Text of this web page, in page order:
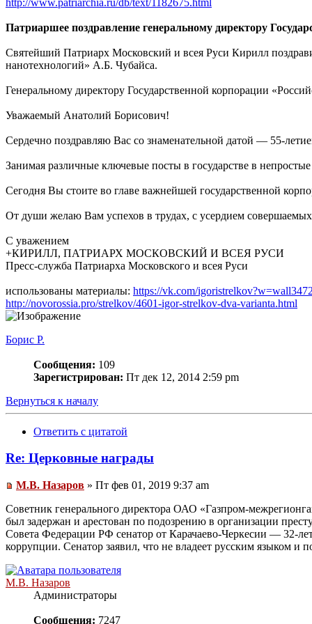
Патриаршее поздравление генеральному директору
Святейший Патриарх Московский и всея Руси Кирилл
нанотехнологий» А.Б. Чубайса.
Генеральному директору Государственной корпорации
Уважаемый Анатолий Борисович!
Сердечно поздравляю Вас со знаменательной датой — 55-
Занимая различные ключевые посты в государстве в
Сегодня Вы стоите во главе важнейшей государственной
От души желаю Вам успехов в трудах, с усердием
С уважением
+КИРИЛЛ, ПАТРИАРХ МОСКОВСКИЙ И ВСЕЯ РУСИ
Пресс-служба Патриарха Московского и всея Руси
использованы материалы: https://vk.com/
http://novorossia.pro/strelkov/4601-igor-strelkov-dva-varianta.html
Борис Р.
Сообщения: 109
Зарегистрирован: Пт дек 12, 2014 2:59 pm
Вернуться к началу
Ответить с цитатой
Re: Церковные награды
М.В. Назаров » Пт фев 01, 2019 9:37 am
Советник генерального директора ОАО «Газпром-
был задержан и арестован по подозрению в организации
Совета Федерации РФ сенатор от Карачаево-Черкесии — 32-
коррупции. Сенатор заявил, что не владеет русским языком и
М.В. Назаров
Администраторы
Сообщения: 7247